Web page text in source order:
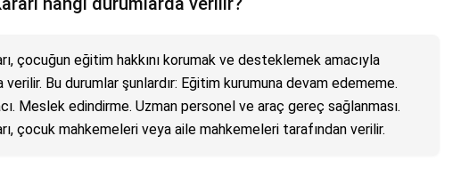
çocuğun eğitim hakkını korumak ve desteklemek amacıyla
Bu durumlar şunlardır: Eğitim kurumuna devam edememe.
Meslek edindirme. Uzman personel ve araç gereç sağlanması.
çocuk mahkemeleri veya aile mahkemeleri tarafından verilir.